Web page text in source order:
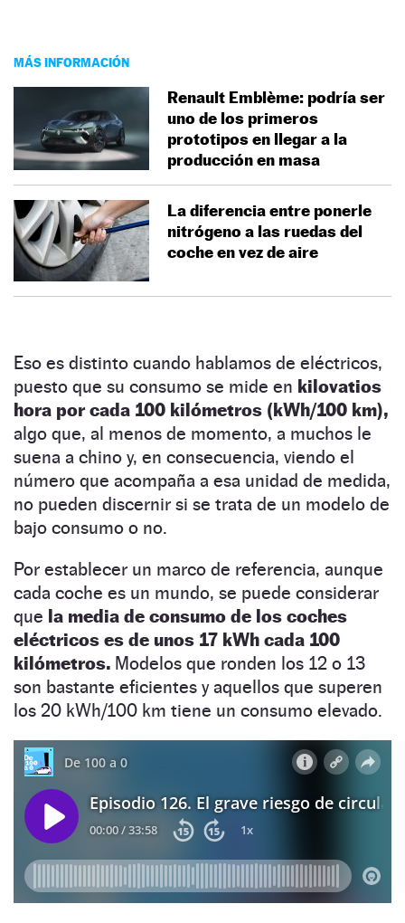
MÁS INFORMACIÓN
Renault Emblème: podría ser
uno de los primeros
prototipos en llegar a la
producción en masa
La diferencia entre ponerle
nitrógeno a las ruedas del
coche en vez de aire
Eso es distinto cuando hablamos de eléctricos,
puesto que su consumo se mide en kilovatios
hora por cada 100 kilómetros (kWh/100 km),
algo que, al menos de momento, a muchos le
suena a chino y, en consecuencia, viendo el
número que acompaña a esa unidad de medida,
no pueden discernir si se trata de un modelo de
bajo consumo o no.
Por establecer un marco de referencia, aunque
cada coche es un mundo, se puede considerar
que la media de consumo de los coches
eléctricos es de unos 17 kWh cada 100
kilómetros. Modelos que ronden los 12 o 13
son bastante eficientes y aquellos que superen
los 20 kWh/100 km tiene un consumo elevado.